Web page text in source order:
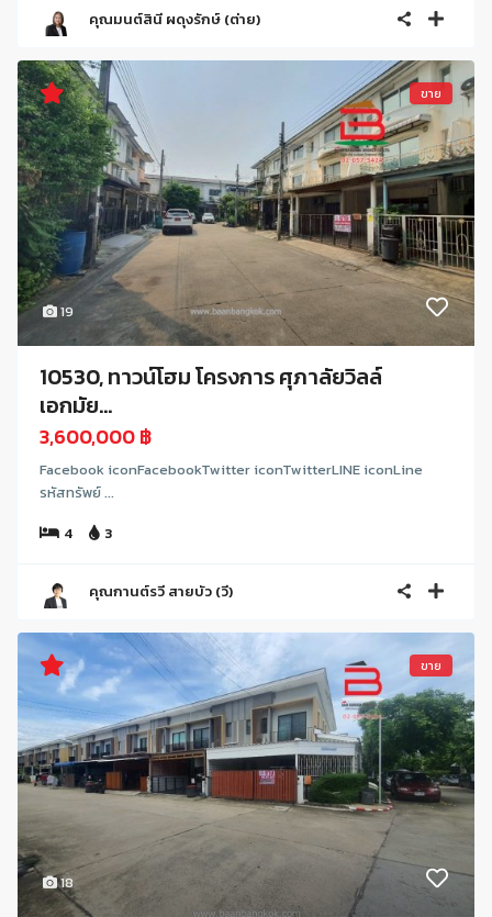
คุณมนต์สินี ผดุงรักษ์ (ต่าย)
19
ขาย
10530, ทาวน์โฮม โครงการ ศุภาลัยวิลล์
เอกมัย...
3,600,000 ฿
Facebook iconFacebookTwitter iconTwitterLINE iconLine
รหัสทรัพย์ ...
4
3
คุณกานต์รวี สายบัว (วี)
18
ขาย